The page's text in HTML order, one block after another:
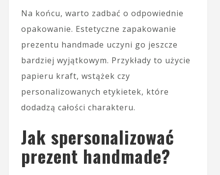
Na końcu, warto zadbać o odpowiednie
opakowanie. Estetyczne zapakowanie
prezentu handmade uczyni go jeszcze
bardziej wyjątkowym. Przykłady to użycie
papieru kraft, wstążek czy
personalizowanych etykietek, które
dodadzą całości charakteru.
Jak spersonalizować
prezent handmade?